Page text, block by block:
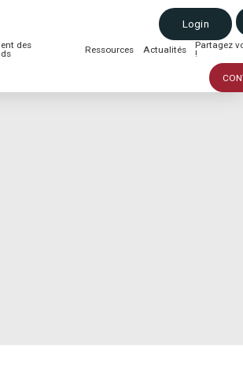
Login
des Ressources Actualités Partagez
!